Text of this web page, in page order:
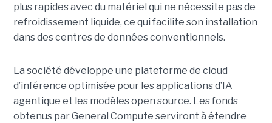
plus rapides avec du matériel qui ne nécessite pas de
refroidissement liquide, ce qui facilite son installation
dans des centres de données conventionnels.
La société développe une plateforme de cloud
d’inférence optimisée pour les applications d’IA
agentique et les modèles open source. Les fonds
obtenus par General Compute serviront à étendre